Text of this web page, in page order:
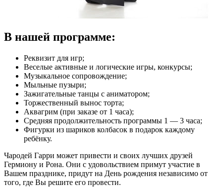
В нашей программе:
Реквизит для игр;
Веселые активные и логические игры, конкурсы;
Музыкальное сопровождение;
Мыльные пузыри;
Зажигательные танцы с аниматором;
Торжественный вынос торта;
Аквагрим (при заказе от 1 часа);
Средняя продолжительность программы 1 — 3 часа;
Фигурки из шариков колбасок в подарок каждому
ребёнку.
Чародей Гарри может привести и своих лучших друзей
Гермиону и Рона. Они с удовольствием примут участие в
Вашем празднике, придут на День рождения независимо от
того, где Вы решите его провести.